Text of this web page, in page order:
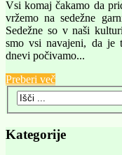
Vsi komaj čakamo da
vržemo na sedežne
Sedežne so v naši
smo vsi navajeni, da je
dnevi počivamo...
Preberi več
Kategorije